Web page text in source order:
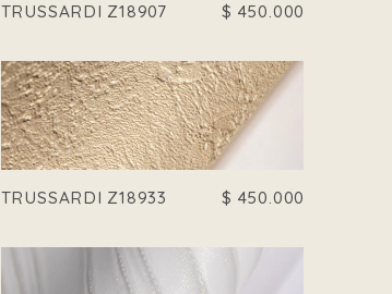
TRUSSARDI Z18907 $ 450.000
TRUSSARDI Z18933 $ 450.000